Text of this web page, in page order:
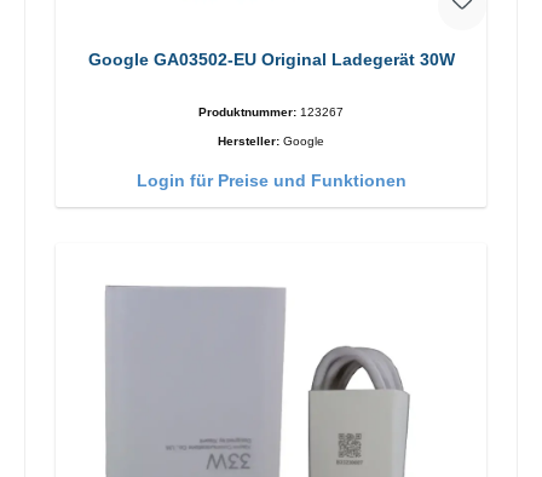
Google GA03502-EU Original Ladegerät 30W
Produktnummer: 123267
Hersteller: Google
Login für Preise und Funktionen